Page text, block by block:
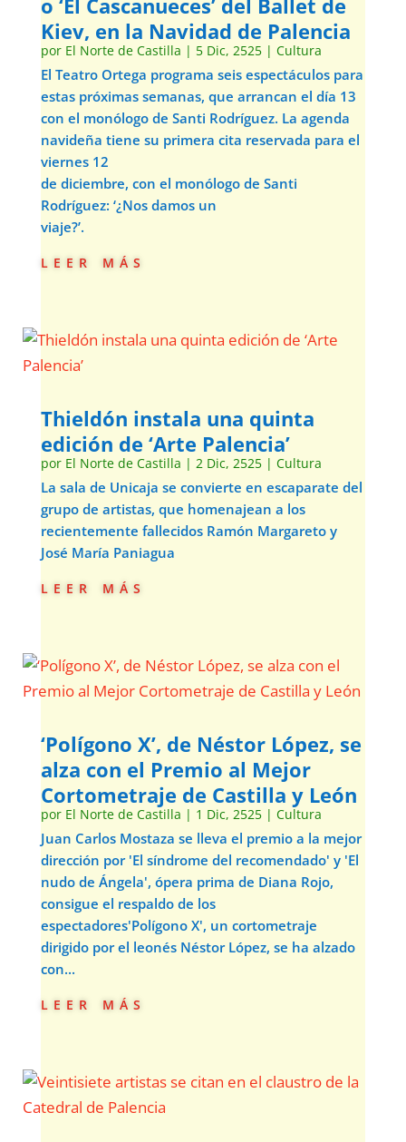
o ‘El Cascanueces’ del Ballet de
Kiev, en la Navidad de Palencia
por El Norte de Castilla | 5 Dic, 2525| Cultura
El Teatro Ortega programa seis espectáculos para
estas próximas semanas, que arrancan el día 13
con el monólogo de Santi Rodríguez. La agenda
navideña tiene su primera cita reservada para el
viernes 12
de diciembre, con el monólogo de Santi
Rodríguez: ‘¿Nos damos un
viaje?’.
leer más
Thieldón instala una quinta
edición de ‘Arte Palencia’
por El Norte de Castilla | 2 Dic, 2525| Cultura
La sala de Unicaja se convierte en escaparate del
grupo de artistas, que homenajean a los
recientemente fallecidos Ramón Margareto y
José María Paniagua
leer más
‘Polígono X’, de Néstor López, se
alza con el Premio al Mejor
Cortometraje de Castilla y León
por El Norte de Castilla | 1 Dic, 2525| Cultura
Juan Carlos Mostaza se lleva el premio a la mejor
dirección por 'El síndrome del recomendado' y 'El
nudo de Ángela', ópera prima de Diana Rojo,
consigue el respaldo de los
espectadores'Polígono X', un cortometraje
dirigido por el leonés Néstor López, se ha alzado
con...
leer más